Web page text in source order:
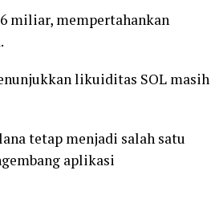
miliar, mempertahankan
likuiditas SOL masih
tetap menjadi salah satu
aplikasi